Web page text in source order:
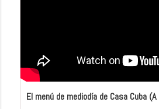
El menú de mediodía de Casa Cuba (A